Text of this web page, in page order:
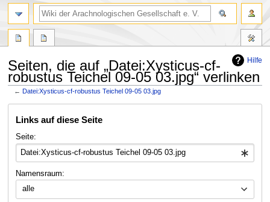
Hilfe
Seiten, die auf „Datei:Xysticus-cf-
robustus Teichel 09-05 03.jpg“ verlinken
←Datei:Xysticus-cf-robustus Teichel 09-05 03.jpg
Navigation
Suche
Links auf diese Seite
Seite:
Namensraum:
alle